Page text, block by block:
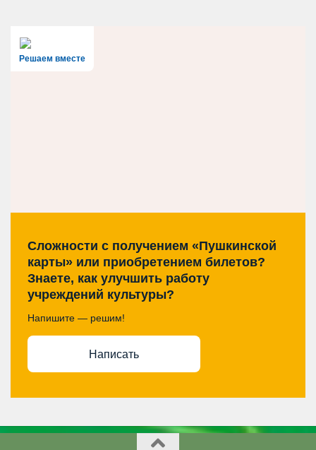
Решаем вместе
Сложности с получением «Пушкинской
карты» или приобретением билетов?
Знаете, как улучшить работу
учреждений культуры?
Напишите — решим!
Написать